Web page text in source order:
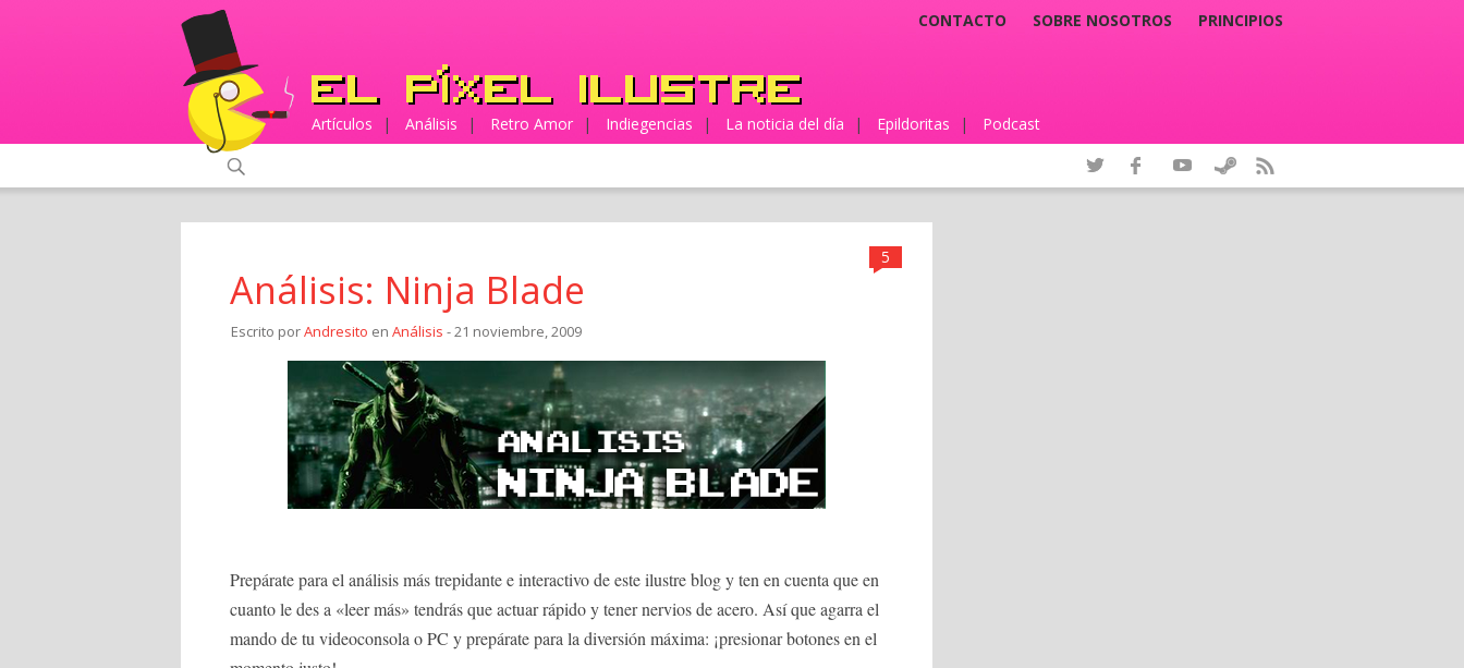
CONTACTO SOBRE NOSOTROS PRINCIPIOS
Artículos | Análisis | Retro Amor | Indiegencias | La noticia del día | Epildoritas | Podcast
5
Análisis: Ninja Blade
Escrito porAndresito en Análisis - 21 noviembre, 2009
Prepárate para el análisis más trepidante e interactivo de este ilustre blog y ten en cuenta que en
cuanto le des a «leer más» tendrás que actuar rápido y tener nervios de acero. Así que agarra el
mando de tu videoconsola o PC y prepárate para la diversión máxima: ¡presionar botones en el